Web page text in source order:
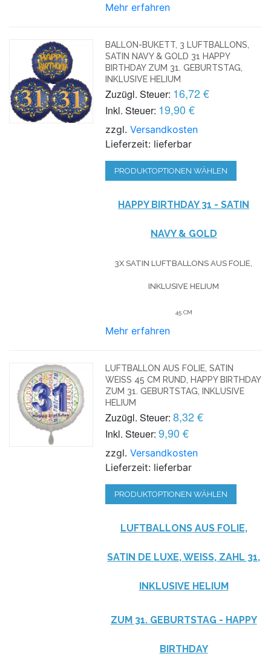
Mehr erfahren
BALLON-BUKETT, 3 LUFTBALLONS,
SATIN NAVY & GOLD 31 HAPPY
BIRTHDAY ZUM 31. GEBURTSTAG,
INKLUSIVE HELIUM
Zuzügl. Steuer: 16,72 €
Inkl. Steuer: 19,90 €
zzgl.Versandkosten
Lieferzeit: lieferbar
PRODUKTOPTIONEN WÄHLEN
HAPPY BIRTHDAY 31 - SATIN
NAVY & GOLD
3X SATIN LUFTBALLONS AUS FOLIE,
INKLUSIVE HELIUM
45 CM
Mehr erfahren
LUFTBALLON AUS FOLIE, SATIN
WEISS 45 CM RUND, HAPPY BIRTHDAY Z
UM 31. GEBURTSTAG, INKLUSIVE H
ELIUM
Zuzügl. Steuer: 8,32 €
Inkl. Steuer: 9,90 €
zzgl.Versandkosten
Lieferzeit: lieferbar
PRODUKTOPTIONEN WÄHLEN
LUFTBALLONS AUS FOLIE,
SATIN DE LUXE, WEISS, ZAHL 31, I
NKLUSIVE HELIUM
ZUM 31. GEBURTSTAG - HAPPY
BIRTHDAY